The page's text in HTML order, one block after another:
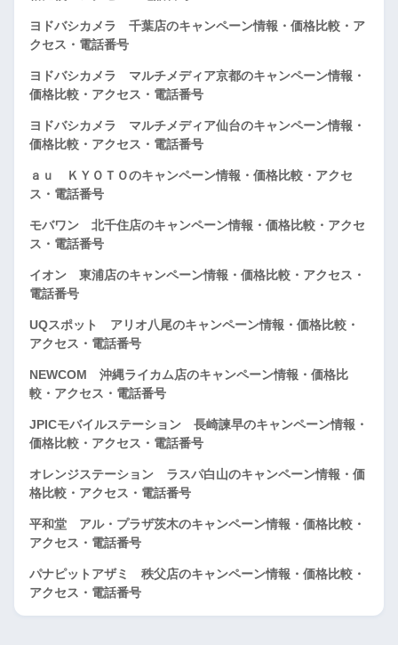
ヨドバシカメラ 千葉店のキャンペーン情報・価格比較・ア
クセス・電話番号
ヨドバシカメラ マルチメディア京都のキャンペーン情報・
価格比較・アクセス・電話番号
ヨドバシカメラ マルチメディア仙台のキャンペーン情報・
価格比較・アクセス・電話番号
ａｕ ＫＹＯＴＯのキャンペーン情報・価格比較・アクセ
ス・電話番号
モバワン 北千住店のキャンペーン情報・価格比較・アクセ
ス・電話番号
イオン 東浦店のキャンペーン情報・価格比較・アクセス・
電話番号
UQスポット アリオ八尾のキャンペーン情報・価格比較・
アクセス・電話番号
NEWCOM 沖縄ライカム店のキャンペーン情報・価格比
較・アクセス・電話番号
JPICモバイルステーション 長崎諫早のキャンペーン情報・
価格比較・アクセス・電話番号
オレンジステーション ラスパ白山のキャンペーン情報・価
格比較・アクセス・電話番号
平和堂 アル・プラザ茨木のキャンペーン情報・価格比較・
アクセス・電話番号
パナピットアザミ 秩父店のキャンペーン情報・価格比較・
アクセス・電話番号